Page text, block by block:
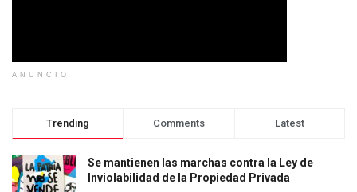
ANUNCIO
Trending Comments Latest
Se mantienen las marchas contra la Ley de
Inviolabilidad de la Propiedad Privada